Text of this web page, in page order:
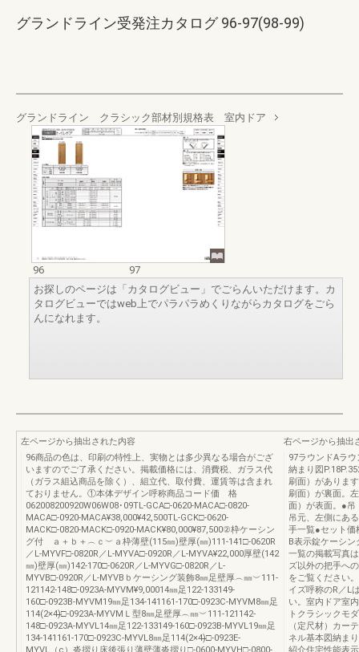
グランドライン受発注カタログ 96-97(98-99)
グランドライン クラシック部材別規格表 室内ドア
96
97
お探しのページは「カタログビュー」でごらんいただけます。カ
タログビューではweb上でパラパラめくりながらカタログをごら
んになれます。
左ページから抽出された内容
96商品の色は、印刷の特性上、実物とは多少異なる場合がござ
いますのでご了承ください。掲載価格には、消費税、ガラス代
（ガラス組込商品を除く）、組立代、取付費、運賃等は含まれ
ておりません。①本体デザイン呼称商品コード価 格
062008200920W06W08･09TL-GCA□-0620-MACA□-0820-
MACA□-0920-MACA¥38,000¥42,500TL-GCK□-0620-
MACK□-0820-MACK□-0920-MACK¥80,000¥87,500②枠ケーシン
グ付 ａ＋ｂ＋︵ｃ︶ａ枠薄壁(115㎜)壁厚(㎜)111-141□-0620R
／L-MYVF□-0820R／L-MYVA□-0920R／L-MYVA¥22,000厚壁(142
㎜)壁厚(㎜)142-170□-0620R／L-MYVG□-0820R／L-
MYVB□-0920R／L-MYVBｂケーシング装飾8㎜足壁厚︵㎜︶111-
121142-148□-0923A-MYVM¥9,00014㎜足122-133149-
160□-0923B-MYVM19㎜足134-141161-170□-0923C-MYVM8㎜足
114(2×4)̶̶□-0923A-MYVMＬ型8㎜足壁厚︵㎜︶111-121142-
148□-0923A-MYVL14㎜足122-133149-160□-0923B-MYVL19㎜足
134-141161-170□-0923C-MYVL8㎜足114(2×4)̶̶□-0923E-
MYVL（c）沓摺り床後張り薄壁薄沓摺り□-0600-MYVH□-0800-
右ページから抽出
97ラウンドAラ
納まり図
刷面）がありま
刷面）が裏面。
面）が表面。●
吊元、左側にあ
手一覧●セット価
B表示錠ケーシ
一覧の掲載写真
ズ以外の把手へ
をご覧ください
イズ呼称のR／L
い。室内ドア室
トクラシックモ
（定尺材）カー
ネル基本図納ま
紹介住宅性能表